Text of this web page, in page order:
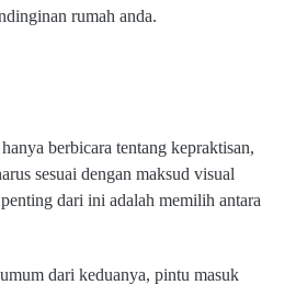
rumah anda.
berbicara tentang kepraktisan,
sesuai dengan maksud visual
dari ini adalah memilih antara
dari keduanya, pintu masuk